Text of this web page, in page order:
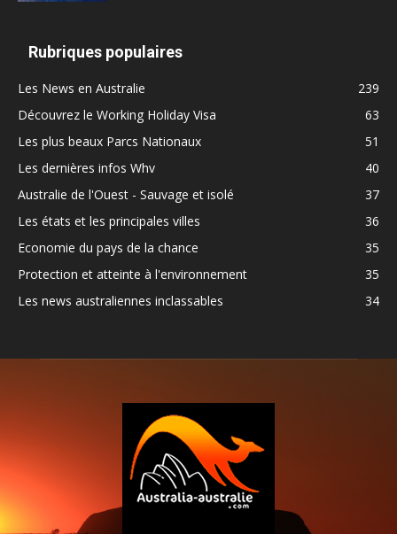
Rubriques populaires
Les News en Australie
239
Découvrez le Working Holiday Visa
63
Les plus beaux Parcs Nationaux
51
Les dernières infos Whv
40
Australie de l'Ouest - Sauvage et isolé
37
Les états et les principales villes
36
Economie du pays de la chance
35
Protection et atteinte à l'environnement
35
Les news australiennes inclassables
34